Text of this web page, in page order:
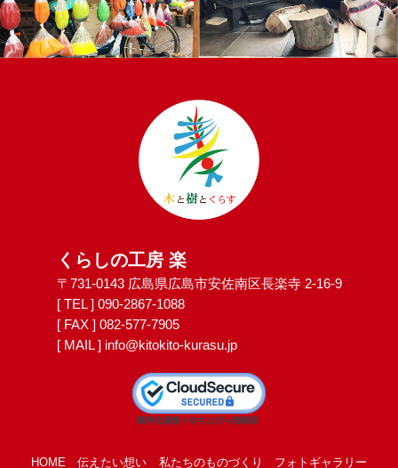
くらしの工房 楽
〒731-0143 広島県広島市安佐南区長楽寺 2-16-9
[ TEL ] 090-2867-1088
[ FAX ] 082-577-7905
[ MAIL ] info@kitokito-kurasu.jp
HOME 伝えたい想い 私たちのものづくり フォトギャラリー